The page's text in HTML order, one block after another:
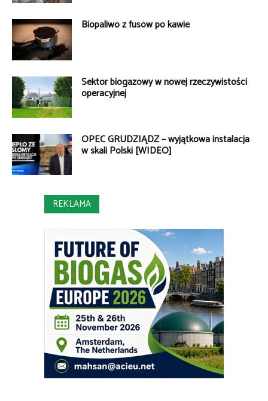
Biopaliwo z fusów po kawie
Sektor biogazowy w nowej rzeczywistości
operacyjnej
OPEC GRUDZIĄDZ – wyjątkowa instalacja
w skali Polski [WIDEO]
REKLAMA